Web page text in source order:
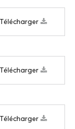
Télécharger
Télécharger
Télécharger